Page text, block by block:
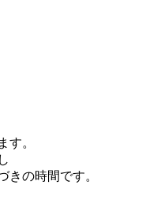
す。
きの時間です。